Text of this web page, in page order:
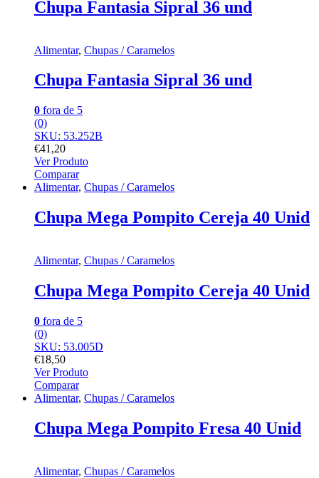
Chupa Fantasia Sipral 36 und
Alimentar, Chupas / Caramelos
Chupa Fantasia Sipral 36 und
0 fora de 5
(0)
SKU: 53.252B
€41,20
Ver Produto
Comparar
Alimentar, Chupas / Caramelos
Chupa Mega Pompito Cereja 40 Unid
Alimentar, Chupas / Caramelos
Chupa Mega Pompito Cereja 40 Unid
0 fora de 5
(0)
SKU: 53.005D
€18,50
Ver Produto
Comparar
Alimentar, Chupas / Caramelos
Chupa Mega Pompito Fresa 40 Unid
Alimentar, Chupas / Caramelos